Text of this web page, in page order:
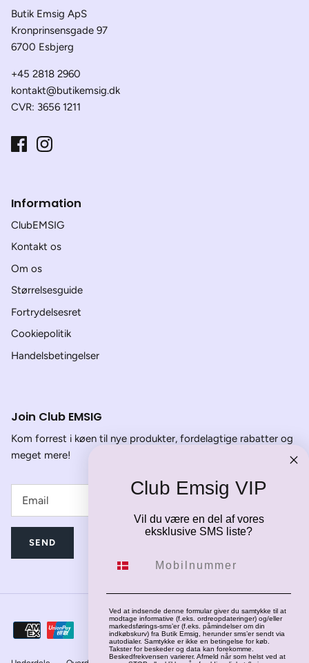
Butik Emsig ApS
Kronprinsensgade 97
6700 Esbjerg
+45 2818 2960
kontakt@butikemsig.dk
CVR: 3656 1211
Information
ClubEMSIG
Kontakt os
Om os
Størrelsesguide
Fortrydelsesret
Cookiepolitik
Handelsbetingelser
Join Club EMSIG
Kom forrest i køen til nye produkter, fordelagtige rabatter og
meget mere!
SEND
Club Emsig VIP
Vil du være en del af vores
eksklusive SMS liste?
Ved at indsende denne formular giver du samtykke til at
modtage informative (f.eks. ordreopdateringer) og/eller
markedsførings-sms’er (f.eks. påmindelser om din
indkøbskurv) fra Butik Emsig, herunder sms’er sendt via
autodialer. Samtykke er ikke en betingelse for køb.
Takster for beskeder og data kan forekomme.
Beskedfrekvensen varierer. Afmeld når som helst ved at